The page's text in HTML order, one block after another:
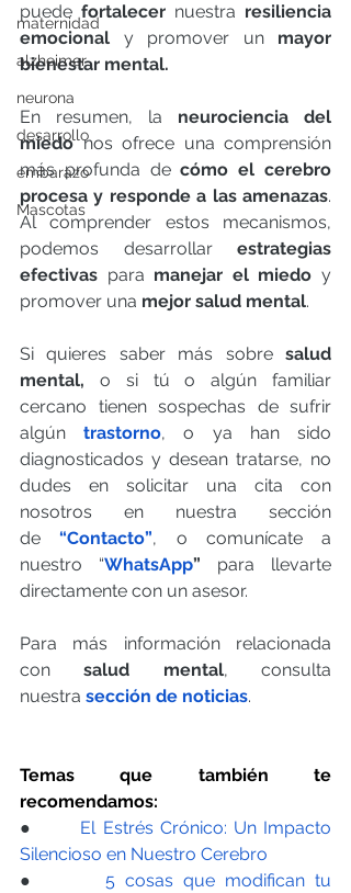
maternidad
alzheimer
neurona
desarrollo
embarazo
Mascotas
puede fortalecer nuestra resiliencia
emocional y promover un mayor
bienestar mental.
En resumen, la neurociencia del
miedo nos ofrece una comprensión
más profunda de cómo el cerebro
procesa y responde a las amenazas.
Al comprender estos mecanismos,
podemos desarrollar estrategias
efectivas para manejar el miedo y
promover una mejor salud mental.
Si quieres saber más sobre salud
mental, o si tú o algún familiar
cercano tienen sospechas de sufrir
algún trastorno, o ya han sido
diagnosticados y desean tratarse, no
dudes en solicitar una cita con
nosotros en nuestra sección
de
“Contacto”, o comunícate a
nuestro “WhatsApp” para llevarte
directamente con un asesor.
Para más información relacionada
con salud mental, consulta
nuestra sección de noticias.
Temas que también te
recomendamos:
● El Estrés Crónico: Un Impacto
Silencioso en Nuestro Cerebro
● 5 cosas que modifican tu